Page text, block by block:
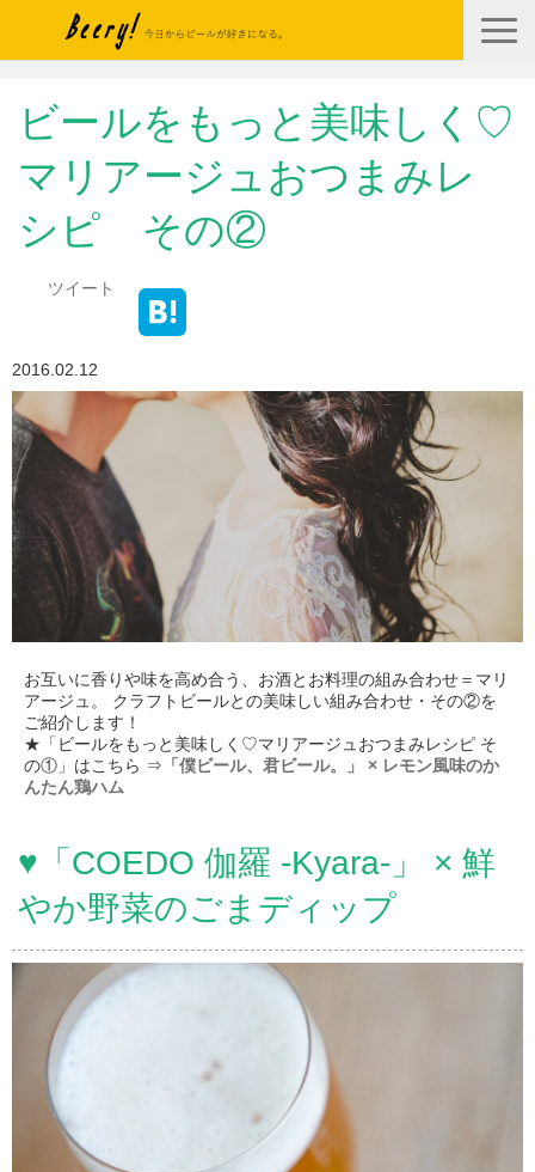
About
News
Articles
ビールをもっと美味しく♡
マリアージュおつまみレ
シピ その②
ツイート
2016.02.12
お互いに香りや味を高め合う、お酒とお料理の組み合わせ＝マリ
アージュ。 クラフトビールとの美味しい組み合わせ・その②を
ご紹介します！
★「ビールをもっと美味しく♡マリアージュおつまみレシピ そ
の①」はこちら ⇒ 「僕ビール、君ビール。」 × レモン風味のか
んたん鶏ハム
♥「COEDO 伽羅 -Kyara-」 × 鮮
やか野菜のごまディップ